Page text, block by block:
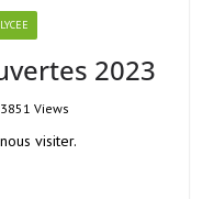
2023
3851 Views
visiter.